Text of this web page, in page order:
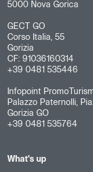
5000 Nova Gorica
GECT GO
Corso Italia, 55
Gorizia
CF: 91036160314
+39 0481 535446
Infopoint
Palazzo Paternolli,
Gorizia GO
+39 0481 535764
What's up